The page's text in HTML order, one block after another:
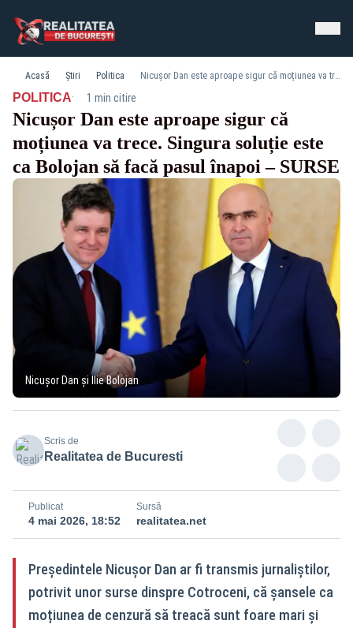
Acasă Știri Politica Nicușor Dan este aproape sigur că moțiunea va trece. Singura soluție este ca Bolojan să facă pasul înapoi – SURSE
POLITICA· 1 min citire
Nicușor Dan este aproape sigur că
moțiunea va trece. Singura soluție este
ca Bolojan să facă pasul înapoi – SURSE
Nicușor Dan și Ilie Bolojan
Scris de
Realitatea de Bucuresti
Publicat
4 mai 2026, 18:52
Sursă
realitatea.net
Președintele Nicușor Dan ar fi transmis jurnaliștilor,
potrivit unor surse dinspre Cotroceni, că șansele ca
moțiunea de cenzură să treacă sunt foare mari și